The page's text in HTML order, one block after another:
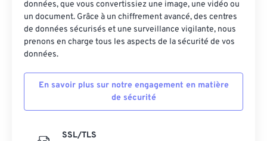
données, que vous convertissiez une image, une vidéo ou
un document. Grâce à un chiffrement avancé, des centres
de données sécurisés et une surveillance vigilante, nous
prenons en charge tous les aspects de la sécurité de vos
données.
En savoir plus sur notre engagement en matière
de sécurité
SSL/TLS